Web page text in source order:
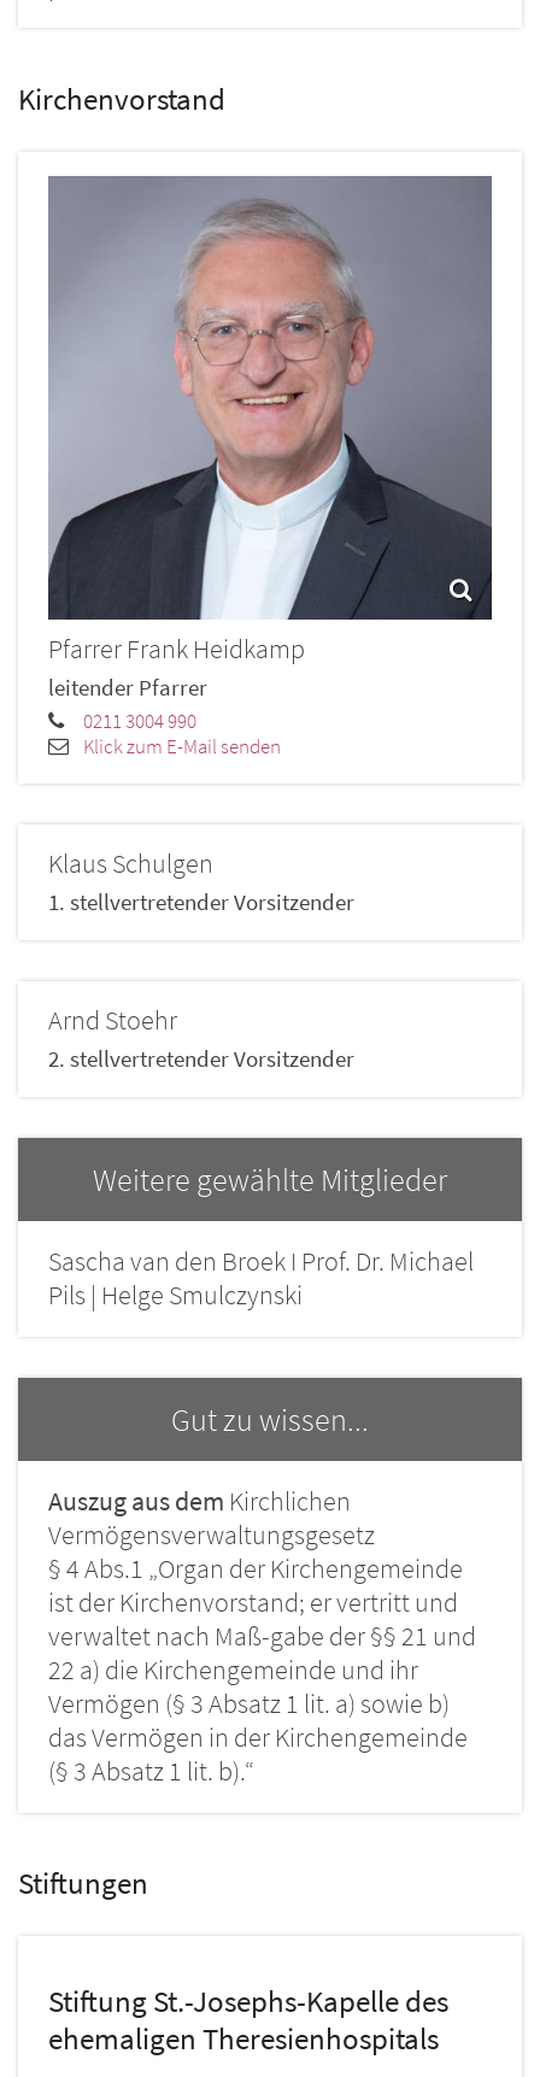
Kirchenvorstand
Pfarrer Frank Heidkamp
leitender Pfarrer
0211 3004 990
Klick zum E-Mail senden
Klaus Schulgen
1. stellvertretender Vorsitzender
Arnd Stoehr
2. stellvertretender Vorsitzender
Weitere gewählte Mitglieder
Sascha van den Broek I Prof. Dr. Michael
Pils | Helge Smulczynski
Gut zu wissen...
Auszug aus dem Kirchlichen
Vermögensverwaltungsgesetz
§ 4 Abs.1 „Organ der Kirchengemeinde
ist der Kirchenvorstand; er vertritt und
verwaltet nach Maß-gabe der §§ 21 und
22 a) die Kirchengemeinde und ihr
Vermögen (§ 3 Absatz 1 lit. a) sowie b)
das Vermögen in der Kirchengemeinde
(§ 3 Absatz 1 lit. b).“
Stiftungen
Stiftung St.-Josephs-Kapelle des
ehemaligen Theresienhospitals